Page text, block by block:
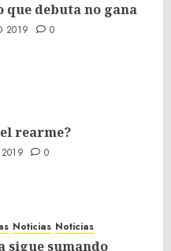
que debuta no gana
2019 0
rearme?
0
Noticias Noticias
sigue sumando